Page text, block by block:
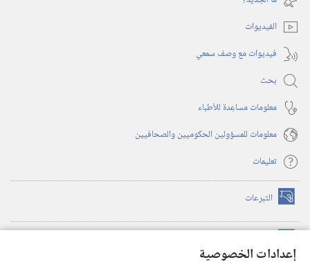
إعدادات الخصوصية
جديدة)
الفيديوات
فيديوات مع وصف سمعي
بحث
معلومات مساعِدة للأطباء
معلومات للمسؤولين الحكوميين والصحافيين
تعليمات
التبرعات (يفتح
نافذة
(يفتح
نافذة